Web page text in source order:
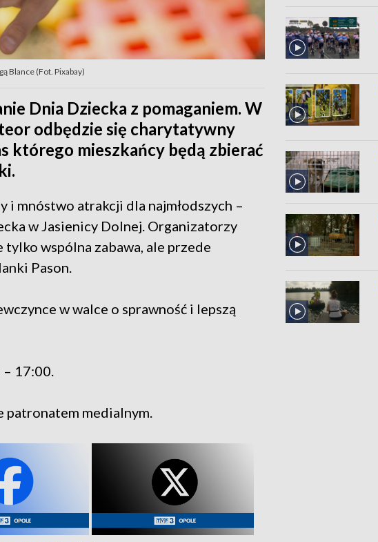
Blance (Fot. Pixabay)
Dnia Dziecka z pomaganiem. W
odbędzie się charytatywny
którego mieszkańcy będą zbierać
i mnóstwo atrakcji dla najmłodszych –
w Jasienicy Dolnej. Organizatorzy
wspólna zabawa, ale przede
Pason.
w walce o sprawność i lepszą
– 17:00.
patronatem medialnym.